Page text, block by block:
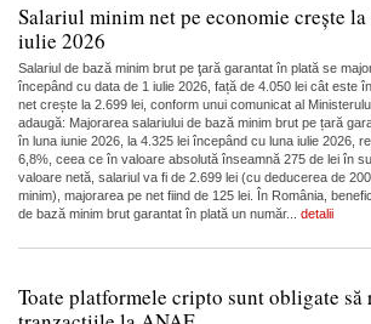
Salariul minim net pe economie crește
iulie 2026
Salariul de bază minim brut pe ţară garantat în plată se
începând cu data de 1 iulie 2026, față de 4.050 lei cât este
net crește la 2.699 lei, conform unui comunicat al
adaugă: Majorarea salariului de bază minim brut pe țară
în luna iunie 2026, la 4.325 lei începând cu luna iulie 2026,
6,8%, ceea ce în valoare absolută înseamnă 275 de lei în
valoare netă, salariul va fi de 2.699 lei (cu deducerea de
minim), majorarea pe net fiind de 125 lei. În România,
de bază minim brut garantat în plată un număr... detalii
Toate platformele cripto sunt obligate să